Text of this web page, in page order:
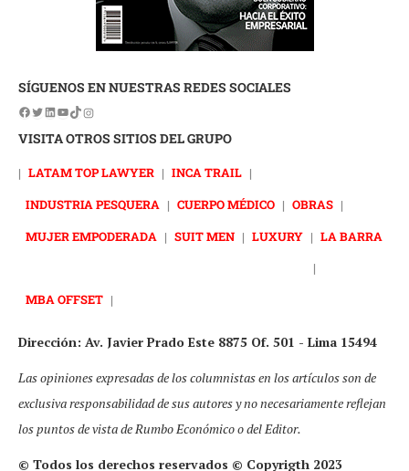
SÍGUENOS EN NUESTRAS REDES SOCIALES
VISITA OTROS SITIOS DEL GRUPO
| LATAM TOP LAWYER | INCA TRAIL |
INDUSTRIA PESQUERA | CUERPO MÉDICO | OBRAS |
MUJER EMPODERADA | SUIT MEN | LUXURY | LA BARRA
|
MBA OFFSET |
Dirección: Av. Javier Prado Este 8875 Of. 501 - Lima 15494
Las opiniones expresadas de los columnistas en los artículos son de
exclusiva responsabilidad de sus autores y no necesariamente reflejan
los puntos de vista de Rumbo Económico o del Editor.
© Todos los derechos reservados © Copyrigth 2023